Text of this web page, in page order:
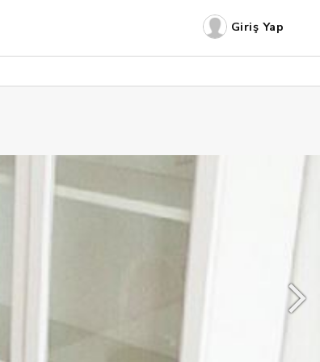
Giriş Yap